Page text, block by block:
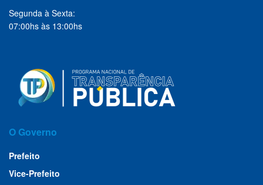
Segunda à Sexta:
07:00hs às 13:00hs
O Governo
Prefeito
Vice-Prefeito